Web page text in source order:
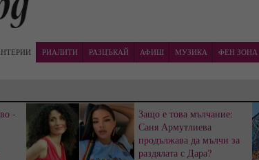
РИАЛИТИ РАЗЦЪКАЙ АФИШ МУЗИКА ФЕН ЗОНА
-
Защо е това мълчание:
Саня Армутлиева
продължава да мълчи за
раздялата с Дара?